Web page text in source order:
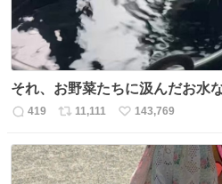
それ、お野菜たちに汲んだお水
返
数
419
リ
ス
ト
11,111
い
ね
数
143,769